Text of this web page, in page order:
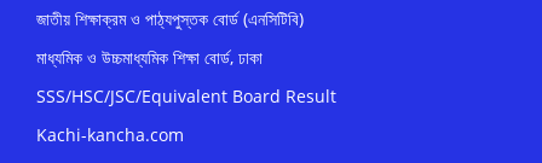
জাতীয় শিক্ষাক্রম ও পাঠ্যপুস্তক বোর্ড (এনসিটিবি)
মাধ্যমিক ও উচ্চমাধ্যমিক শিক্ষা বোর্ড, ঢাকা
SSS/HSC/JSC/Equivalent Board Result
Kachi-kancha.com